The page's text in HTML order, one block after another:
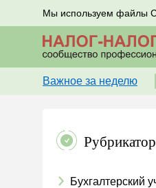
Мы используем файлы
Подписывайтесь на
Важное за неделю
Рубрикатор
Бухгалтерский